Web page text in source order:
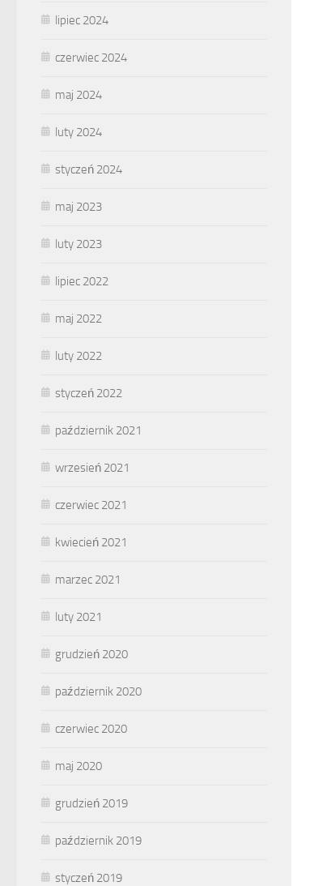
lipiec 2024
czerwiec 2024
maj 2024
luty 2024
styczeń 2024
maj 2023
luty 2023
lipiec 2022
maj 2022
luty 2022
styczeń 2022
październik 2021
wrzesień 2021
czerwiec 2021
kwiecień 2021
marzec 2021
luty 2021
grudzień 2020
październik 2020
czerwiec 2020
maj 2020
grudzień 2019
październik 2019
styczeń 2019